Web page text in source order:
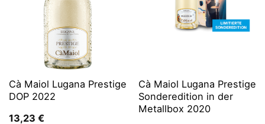
Cà Maiol Lugana Prestige
DOP 2022
13,23 €
Cà Maiol Lugana Prestige
Sonderedition in der
Metallbox 2020